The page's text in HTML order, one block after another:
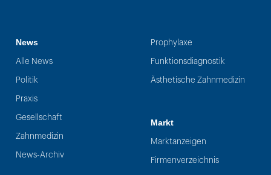
News
Alle News
Politik
Praxis
Gesellschaft
Zahnmedizin
News-Archiv
Prophylaxe
Funktionsdiagnostik
Ästhetische Zahnmedizin
Markt
Marktanzeigen
Firmenverzeichnis